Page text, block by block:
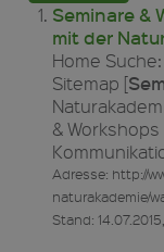
Seminare &
mit der
Home
Sitemap [
&
Adresse: http://
naturakademie/
Stand: